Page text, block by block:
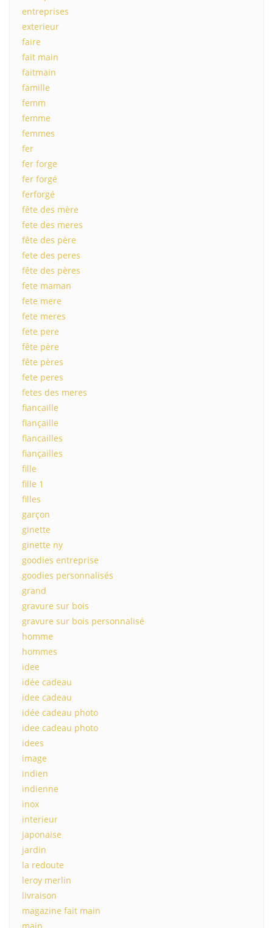
entreprises
exterieur
faire
fait main
faitmain
famille
femm
femme
femmes
fer
fer forge
fer forgé
ferforgé
fête des mère
fete des meres
fête des père
fete des peres
fête des pères
fete maman
fete mere
fete meres
fete pere
fête père
fête pères
fete peres
fetes des meres
fiancaille
fiançaille
fiancailles
fiançailles
fille
fille 1
filles
garçon
ginette
ginette ny
goodies entreprise
goodies personnalisés
grand
gravure sur bois
gravure sur bois personnalisé
homme
hommes
idee
idée cadeau
idee cadeau
idée cadeau photo
idee cadeau photo
idees
image
indien
indienne
inox
interieur
japonaise
jardin
la redoute
leroy merlin
livraison
magazine fait main